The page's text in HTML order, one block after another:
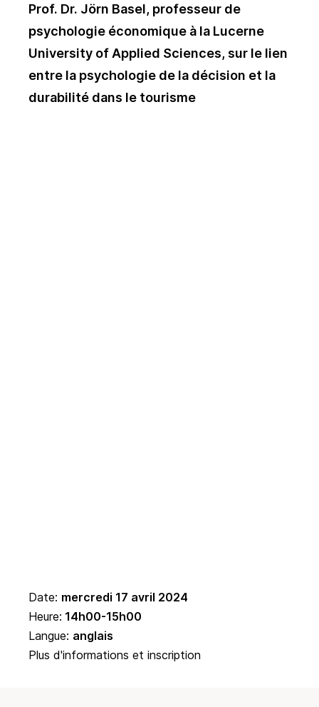
Prof. Dr. Jörn Basel, professeur de
psychologie économique à la Lucerne
University of Applied Sciences, sur le lien
entre la psychologie de la décision et la
durabilité dans le tourisme
Date: mercredi 17 avril 2024
Heure: 14h00-15h00
Langue: anglais
Plus d'informations et inscription